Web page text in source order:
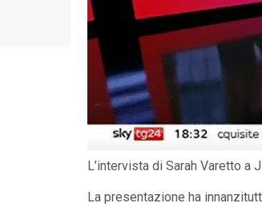
L’intervista di Sarah Varetto
La presentazione ha